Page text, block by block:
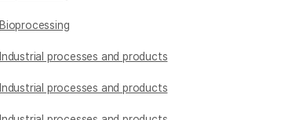
Bioprocessing
Industrial processes and products
Industrial processes and products